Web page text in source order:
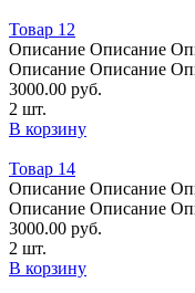
Товар 12
Oписание Oписание
Oписание Oписание
3000.00 руб.
2 шт.
В корзину
Товар 14
Oписание Oписание
Oписание Oписание
3000.00 руб.
2 шт.
В корзину